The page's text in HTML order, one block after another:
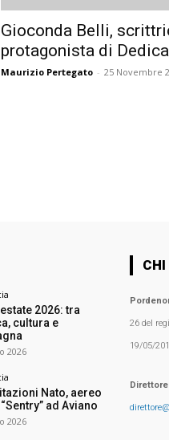
Gioconda Belli,
protagonista di
Maurizio Pertegato - 25 Novembre
2026: tra
cultura e
2026
Nato, aereo
ad Aviano
2026
CHI
26 del
19/05/